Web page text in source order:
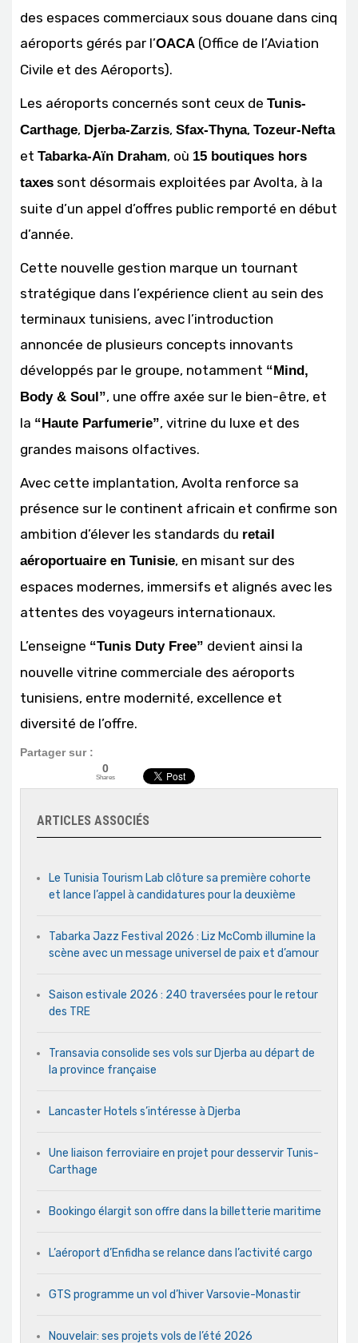
des espaces commerciaux sous douane dans cinq
aéroports gérés par l’OACA (Office de l’Aviation
Civile et des Aéroports).
Les aéroports concernés sont ceux de Tunis-
Carthage, Djerba-Zarzis, Sfax-Thyna, Tozeur-Nefta
et Tabarka-Aïn Draham, où 15 boutiques hors
taxes sont désormais exploitées par Avolta, à la
suite d’un appel d’offres public remporté en début
d’année.
Cette nouvelle gestion marque un tournant
stratégique dans l’expérience client au sein des
terminaux tunisiens, avec l’introduction
annoncée de plusieurs concepts innovants
développés par le groupe, notamment “Mind,
Body & Soul”, une offre axée sur le bien-être, et
la “Haute Parfumerie”, vitrine du luxe et des
grandes maisons olfactives.
Avec cette implantation, Avolta renforce sa
présence sur le continent africain et confirme son
ambition d’élever les standards du retail
aéroportuaire en Tunisie, en misant sur des
espaces modernes, immersifs et alignés avec les
attentes des voyageurs internationaux.
L’enseigne “Tunis Duty Free” devient ainsi la
nouvelle vitrine commerciale des aéroports
tunisiens, entre modernité, excellence et
diversité de l’offre.
Partager sur :
0
Shares
ARTICLES ASSOCIÉS
Le Tunisia Tourism Lab clôture sa première cohorte
et lance l’appel à candidatures pour la deuxième
Tabarka Jazz Festival 2026 : Liz McComb illumine la
scène avec un message universel de paix et d’amour
Saison estivale 2026 : 240 traversées pour le retour
des TRE
Transavia consolide ses vols sur Djerba au départ de
la province française
Lancaster Hotels s’intéresse à Djerba
Une liaison ferroviaire en projet pour desservir Tunis-
Carthage
Bookingo élargit son offre dans la billetterie maritime
L’aéroport d’Enfidha se relance dans l’activité cargo
GTS programme un vol d’hiver Varsovie-Monastir
Nouvelair: ses projets vols de l’été 2026